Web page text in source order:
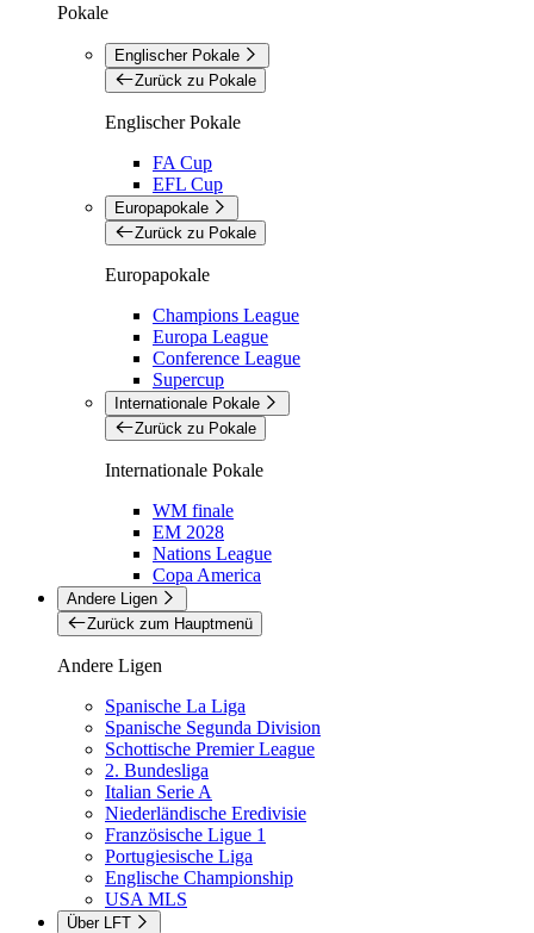
Pokale
Englischer Pokale
Zurück zu Pokale
Englischer Pokale
FA Cup
EFL Cup
Europapokale
Zurück zu Pokale
Europapokale
Champions League
Europa League
Conference League
Supercup
Internationale Pokale
Zurück zu Pokale
Internationale Pokale
WM finale
EM 2028
Nations League
Copa America
Andere Ligen
Zurück zum Hauptmenü
Andere Ligen
Spanische La Liga
Spanische Segunda Division
Schottische Premier League
2. Bundesliga
Italian Serie A
Niederländische Eredivisie
Französische Ligue 1
Portugiesische Liga
Englische Championship
USA MLS
Über LFT